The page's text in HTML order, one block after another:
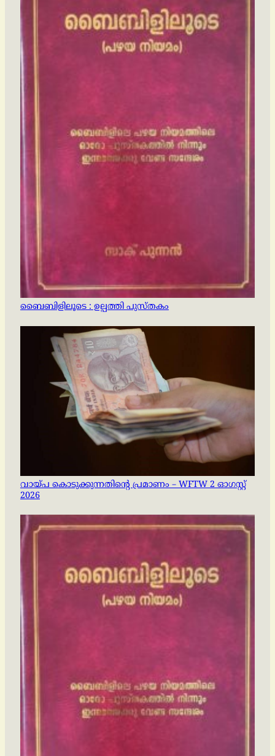
ബൈബിളിലൂടെ : ഉല്പത്തി പുസ്തകം
വായ്പ കൊടുക്കുന്നതിന്റെ പ്രമാണം – WFTW 2 ഓഗസ്റ്റ്
2026